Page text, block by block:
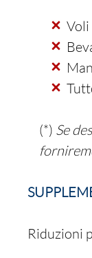
(*) Se
Riduzioni